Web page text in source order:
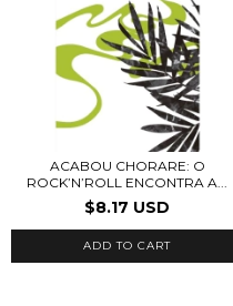
ACABOU CHORARE: O
ROCK’N’ROLL ENCONTRA A...
$8.17 USD